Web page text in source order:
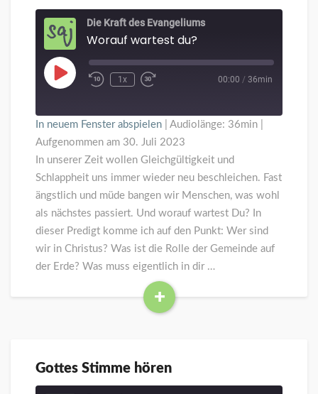
wartest
du?
Die Kraft des Evangeliums
Worauf wartest du?
Play
Episode
1x 00:00 / 36min
In neuem Fenster abspielen Audiolänge: 36min
Aufgenommen am 30. Juli 2023
In unserer Zeit wollen Gleichgültigkeit und
Schlappheit uns immer wieder neu beschleichen. Fast
ängstlich und müde bangen wir Menschen, was wohl
als nächstes passiert. Und worauf wartest Du? In
dieser Predigt komme ich auf den Punkt: Wer sind
wir in Christus? Was ist die Rolle der Gemeinde auf
der Erde? Was muss eigentlich in dir …
+
Read
Gottes
Stimme
Gottes Stimme hören